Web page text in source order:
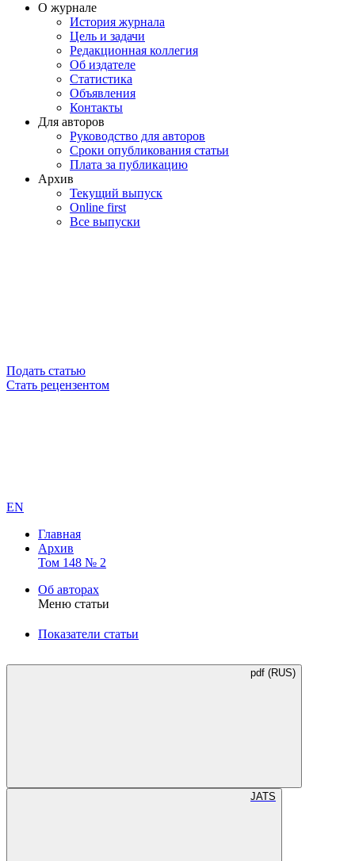
О журнале
История журнала
Цель и задачи
Редакционная коллегия
Об издателе
Статистика
Объявления
Контакты
Для авторов
Руководство для авторов
Сроки опубликования статьи
Плата за публикацию
Архив
Текущий выпуск
Online first
Все выпуски
Подать статью
Стать рецензентом
EN
Главная
Архив
Том 148 № 2
Об авторах
Меню статьи
Показатели статьи
pdf (RUS)
JATS